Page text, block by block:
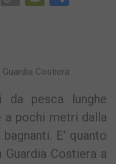
Costiera
pesca lunghe
pochi metri dalla
E’ quanto
Costiera a